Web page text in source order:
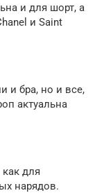
и для шорт, а
и Saint
и бра, но и все,
актуальна
для
нарядов.